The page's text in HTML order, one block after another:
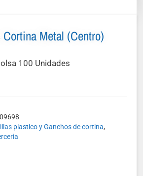
Cortina Metal (centro)
100 Unidades
plastico y Ganchos de cortina,